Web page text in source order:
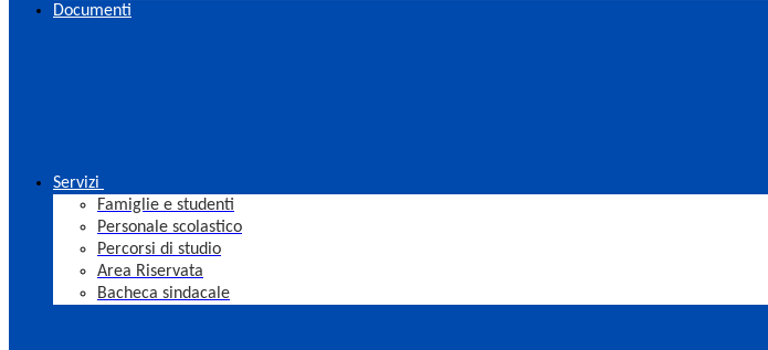
Documenti
Servizi
Famiglie e studenti
Personale scolastico
Percorsi di studio
Area Riservata
Bacheca sindacale